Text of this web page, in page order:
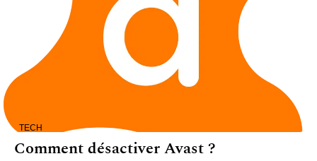
TECH
Comment désactiver Avast ?